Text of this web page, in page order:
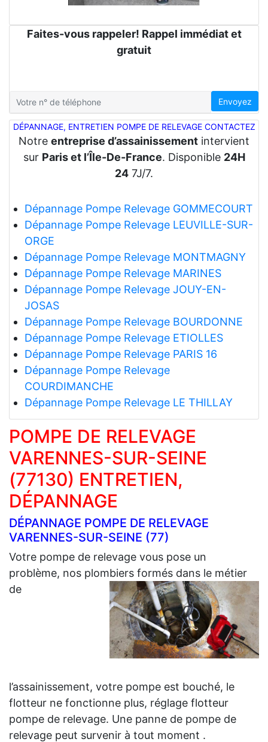
Faites-vous rappeler! Rappel immédiat et
gratuit
Envoyez
DÉPANNAGE, ENTRETIEN POMPE DE RELEVAGE CONTACTEZ
Notre entreprise d’assainissement intervient
sur Paris et l’Île-De-France. Disponible 24H
24 7J/7.
Dépannage Pompe Relevage GOMMECOURT
Dépannage Pompe Relevage LEUVILLE-SUR-
ORGE
Dépannage Pompe Relevage MONTMAGNY
Dépannage Pompe Relevage MARINES
Dépannage Pompe Relevage JOUY-EN-
JOSAS
Dépannage Pompe Relevage BOURDONNE
Dépannage Pompe Relevage ETIOLLES
Dépannage Pompe Relevage PARIS 16
Dépannage Pompe Relevage
COURDIMANCHE
Dépannage Pompe Relevage LE THILLAY
POMPE DE RELEVAGE
VARENNES-SUR-SEINE
(77130) ENTRETIEN,
DÉPANNAGE
DÉPANNAGE POMPE DE RELEVAGE
VARENNES-SUR-SEINE (77)
Votre pompe de relevage vous pose un
problème, nos plombiers formés dans le métier
de
l’assainissement, votre pompe est bouché, le
flotteur ne fonctionne plus, réglage flotteur
pompe de relevage. Une panne de pompe de
relevage peut survenir à tout moment .